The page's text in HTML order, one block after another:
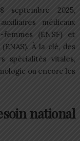
septembre 2025,
médicaux
femmes (ENSF) et
À la clé, des
spécialités vitales,
ou encore les
national